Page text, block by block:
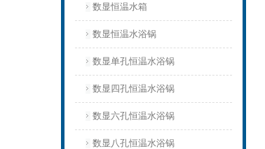
数显恒温水箱
数显恒温水浴锅
数显单孔恒温水浴锅
数显四孔恒温水浴锅
数显六孔恒温水浴锅
数显八孔恒温水浴锅